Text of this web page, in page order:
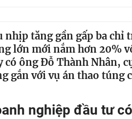
nhịp tăng gần gấp ba chỉ
lớn mới nắm hơn 20%
có ông Đỗ Thành Nhân,
gắn với vụ án thao túng
nghiệp đầu tư